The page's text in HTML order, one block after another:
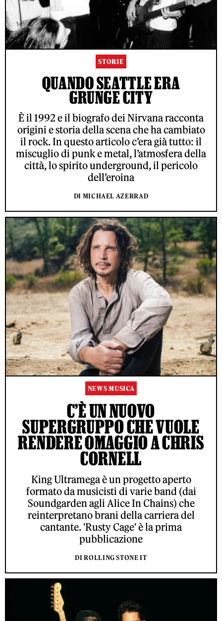
STORIE
QUANDO SEATTLE ERA
GRUNGE CITY
È il 1992 e il biografo dei Nirvana racconta
origini e storia della scena che ha cambiato
il rock. In questo articolo c’era già tutto: il
miscuglio di punk e metal, l’atmosfera della
città, lo spirito underground, il pericolo
dell’eroina
DI MICHAEL AZERRAD
NEWS MUSICA
C’È UN NUOVO
SUPERGRUPPO CHE VUOLE
RENDERE OMAGGIO A CHRIS
CORNELL
King Ultramega è un progetto aperto
formato da musicisti di varie band (dai
Soundgarden agli Alice In Chains) che
reinterpretano brani della carriera del
cantante. 'Rusty Cage' è la prima
pubblicazione
DI ROLLING STONE IT